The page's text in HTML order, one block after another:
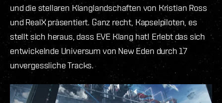
und die stellaren Klanglandschaften von Kristian Ross
und RealX präsentiert. Ganz recht, Kapselpiloten, es
stellt sich heraus, dass EVE Klang hat! Erlebt das sich
entwickelnde Universum von New Eden durch 17
unvergessliche Tracks.